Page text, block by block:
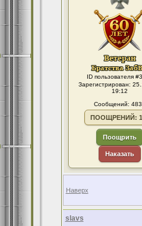
ID пользователя
Зарегистрирован:
19:12
Сообщений:
ПООЩРЕНИЙ:
Поощрить
Наказать
Наверх
slavs